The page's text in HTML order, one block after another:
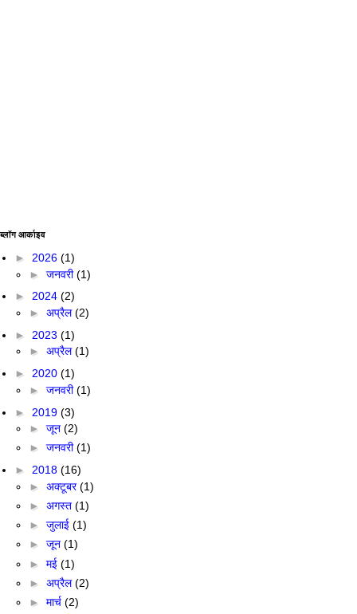
ब्लॉग आर्काइव
► 2026 (1)
► जनवरी(1)
► 2024 (2)
► अप्रैल(2)
► 2023 (1)
► अप्रैल(1)
► 2020 (1)
► जनवरी(1)
► 2019 (3)
► जून (2)
► जनवरी(1)
► 2018 (16)
► अक्टूबर(1)
► अगस्त (1)
► जुलाई (1)
► जून (1)
► मई (1)
► अप्रैल(2)
► मार्च (2)